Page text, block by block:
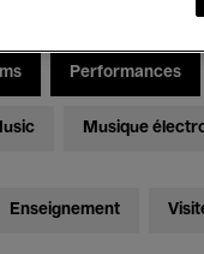
Performances
Musique
Enseignement